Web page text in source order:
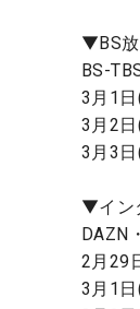
▼BS
BS-
3月1
3月2
3月3
▼イン
DAZN
2月29
3月1